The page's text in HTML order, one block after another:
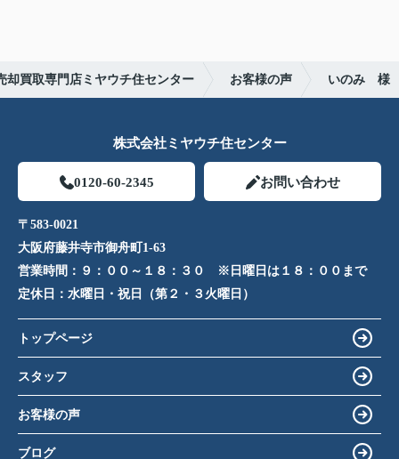
却買取専門店ミヤウチ住センター お客様の声 いのみ 様
株式会社ミヤウチ住センター
0120-60-2345 お問い合わせ
〒583-0021
大阪府藤井寺市御舟町1-63
営業時間： ９：００～１８：３０ ※日曜日は１８：００まで
定休日： 水曜日・祝日（第２・３火曜日）
トップページ
スタッフ
お客様の声
ブログ